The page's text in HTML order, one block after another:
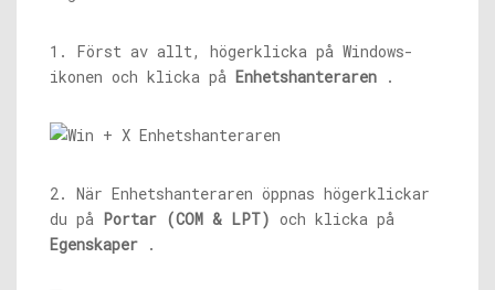
1. Först av allt, högerklicka på Windows-
ikonen och klicka på Enhetshanteraren .
2. När Enhetshanteraren öppnas högerklickar
du på Portar (COM & LPT) och klicka på
Egenskaper .